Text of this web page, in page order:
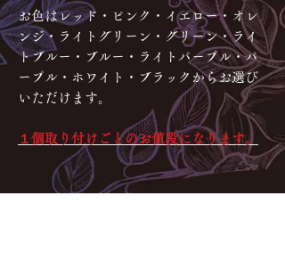
お色はレッド・ピンク・イエロー・オレ
ンジ・ライトグリーン・グリーン・ライ
トブルー・ブルー・ライトパープル・パ
ープル・ホワイト・ブラックからお選び
いただけます。
１個取り付けごとのお値段になります。